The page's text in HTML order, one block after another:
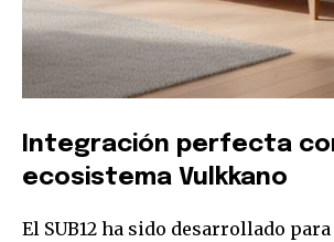
Únete a nuestra
suscriptores y sé
conversación.
Integración perfecta
ecosistema Vulkkano
El SUB12 ha sido desarrollado para